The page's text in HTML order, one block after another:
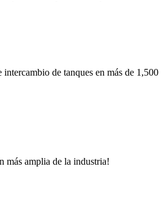
intercambio de tanques en más de 1,500
más amplia de la industria!